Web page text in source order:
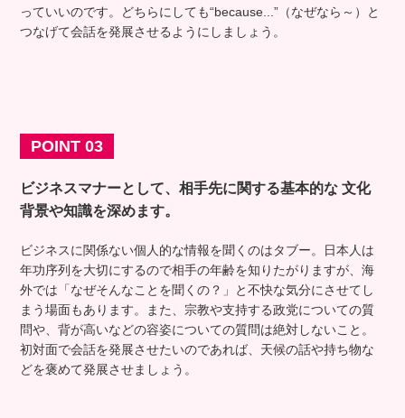
っていいのです。どちらにしても“because...”（なぜなら～）と
つなげて会話を発展させるようにしましょう。
POINT 03
ビジネスマナーとして、相手先に関する基本的な 文化
背景や知識を深めます。
ビジネスに関係ない個人的な情報を聞くのはタブー。日本人は
年功序列を大切にするので相手の年齢を知りたがりますが、海
外では「なぜそんなことを聞くの？」と不快な気分にさせてし
まう場面もあります。また、宗教や支持する政党についての質
問や、背が高いなどの容姿についての質問は絶対しないこと。
初対面で会話を発展させたいのであれば、天候の話や持ち物な
どを褒めて発展させましょう。